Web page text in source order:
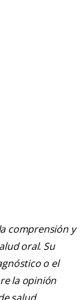
comprensión y
oral. Su
o el
la opinión